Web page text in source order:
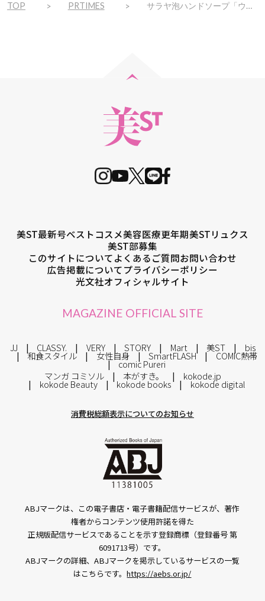
TOP PRTIMES サラヤ泡ハンドソープ「ウォシュボン」キャンペーン開始
美ST最新号ベストコスメ美容医療更年期美STリュクス
美ST部募集
このサイトについてよくあるご質問お問い合わせ
広告掲載についてプライバシーポリシー
光文社オフィシャルサイト
MAGAZINE OFFICIAL SITE
JJ CLASSY. VERY STORY Mart 美ST bis
和食スタイル 女性自身 SmartFLASH COMIC熱帯
comic Pureri
マンガ コミソル
本がすき。 kokode.jp
kokode Beauty kokode books kokode digital
消費税総額表示についてのお知らせ
ABJマークは、この電子書店・電子書籍配信サービスが、著作
権者からコンテンツ使用許諾を得た
正規版配信サービスであることを示す登録商標（登録番号 第
6091713号）です。
ABJマークの詳細、ABJマークを掲示しているサービスの一覧
はこちらです。https://aebs.or.jp/